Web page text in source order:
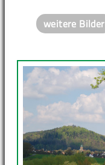
weitere Bilder